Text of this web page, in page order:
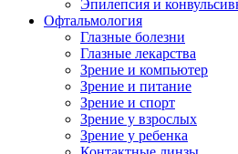
Эпилепсия и
Офтальмология
Глазные болезни
Глазные лекарства
Зрение и компьютер
Зрение и питание
Зрение и спорт
Зрение у взрослых
Зрение у ребенка